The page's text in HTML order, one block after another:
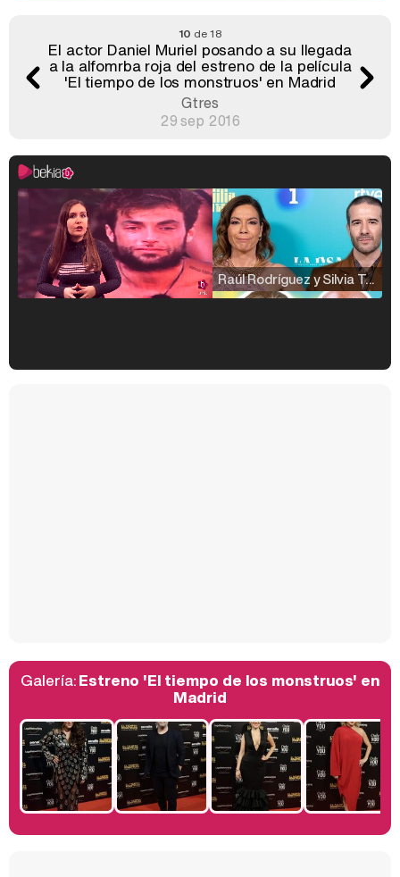
10 de 18
El actor Daniel Muriel posando a su llegada
a la alfomrba roja del estreno de la película
'El tiempo de los monstruos' en Madrid
Gtres
29 sep 2016
Raúl Rodríguez y Silvia Taulés nos cuentan su papel en 'La familia de la tele'
Belén Esteban: "Estoy emocionada, muy contenta y muy feliz por llegar a RTVE"
Manu Baqueiro: "Tuve como referente a Bruce Willis en 'Luz de Luna' para mi trabajo en la serie 'Perdiendo el juicio'"
Galería:Estreno 'El tiempo de los monstruos' en
Madrid